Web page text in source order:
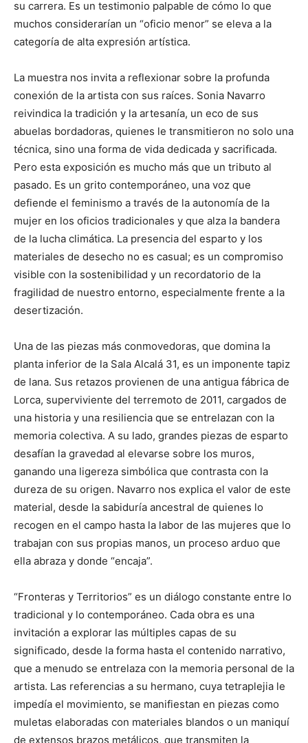
su carrera. Es un testimonio palpable de cómo lo que
muchos considerarían un “oficio menor” se eleva a la
categoría de alta expresión artística.
La muestra nos invita a reflexionar sobre la profunda
conexión de la artista con sus raíces. Sonia Navarro
reivindica la tradición y la artesanía, un eco de sus
abuelas bordadoras, quienes le transmitieron no solo una
técnica, sino una forma de vida dedicada y sacrificada.
Pero esta exposición es mucho más que un tributo al
pasado. Es un grito contemporáneo, una voz que
defiende el feminismo a través de la autonomía de la
mujer en los oficios tradicionales y que alza la bandera
de la lucha climática. La presencia del esparto y los
materiales de desecho no es casual; es un compromiso
visible con la sostenibilidad y un recordatorio de la
fragilidad de nuestro entorno, especialmente frente a la
desertización.
Una de las piezas más conmovedoras, que domina la
planta inferior de la Sala Alcalá 31, es un imponente tapiz
de lana. Sus retazos provienen de una antigua fábrica de
Lorca, superviviente del terremoto de 2011, cargados de
una historia y una resiliencia que se entrelazan con la
memoria colectiva. A su lado, grandes piezas de esparto
desafían la gravedad al elevarse sobre los muros,
ganando una ligereza simbólica que contrasta con la
dureza de su origen. Navarro nos explica el valor de este
material, desde la sabiduría ancestral de quienes lo
recogen en el campo hasta la labor de las mujeres que lo
trabajan con sus propias manos, un proceso arduo que
ella abraza y donde “encaja”.
“Fronteras y Territorios” es un diálogo constante entre lo
tradicional y lo contemporáneo. Cada obra es una
invitación a explorar las múltiples capas de su
significado, desde la forma hasta el contenido narrativo,
que a menudo se entrelaza con la memoria personal de la
artista. Las referencias a su hermano, cuya tetraplejia le
impedía el movimiento, se manifiestan en piezas como
muletas elaboradas con materiales blandos o un maniquí
de extensos brazos metálicos, que transmiten la